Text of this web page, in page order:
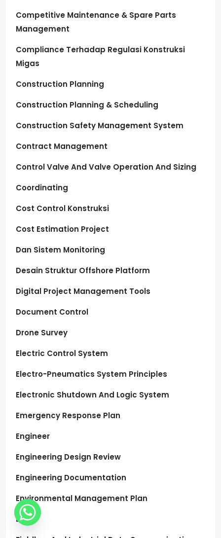
Competitive Maintenance & Spare Parts
Management
Compliance Terhadap Regulasi Konstruksi
Migas
Construction Planning
Construction Planning & Scheduling
Construction Safety Management System
Contract Management
Control Valve And Valve Operation And Sizing
Coordinating
Cost Control Konstruksi
Cost Estimation Project
Dan Sistem Monitoring
Desain Struktur Offshore Platform
Digital Project Management Tools
Document Control
Drone Survey
Electric Control System
Electro-Pneumatics System Principles
Electronic Shutdown And Logic System
Emergency Response Plan
Engineer
Engineering Design Review
Engineering Documentation
Environmental Management Plan
ETAP